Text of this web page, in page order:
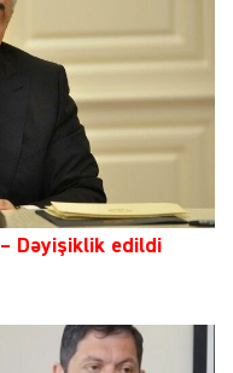
– Dəyişiklik edildi